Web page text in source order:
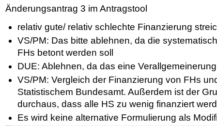
Änderungsantrag 3 im Antragstool
relativ gute/ relativ schlechte Finanzierung
VS/PM: Das bitte ablehnen, da die
FHs betont werden soll
DUE: Ablehnen, da das eine
VS/PM: Vergleich der Finanzierung von FHs
Statistischem Bundesamt. Außerdem ist der
durchaus, dass alle HS zu wenig finanziert
Es wird keine alternative Formulierung als